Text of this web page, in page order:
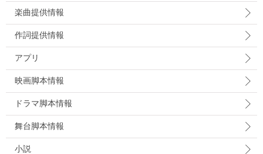
楽曲提供情報
作詞提供情報
アプリ
映画脚本情報
ドラマ脚本情報
舞台脚本情報
小説